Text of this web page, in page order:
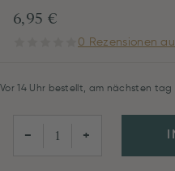
6,95 €
0 Rezensionen
Vor 14 Uhr bestellt, am nächsten tag
− +